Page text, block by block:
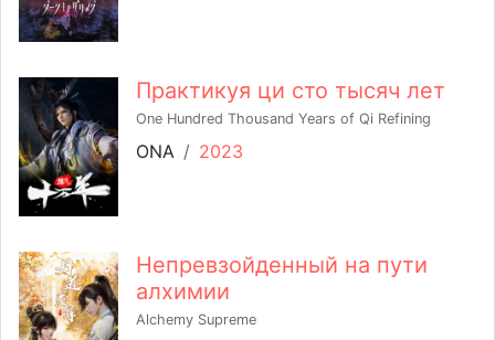
Практикуя ци сто тысяч лет
One Hundred Thousand Years of Qi Refining
ONA / 2023
Непревзойденный на пути
алхимии
Alchemy Supreme